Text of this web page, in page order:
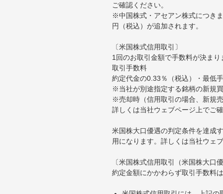
ご確認ください。
※中国株式・アセアン株式につき
円（税込）が追加されます。
〔米国株式信用取引〕
1回のお取引金額で手数料が決まり
取引手数料
約定代金の0.33％（税込）・最低
※当社が別途指定する銘柄の新規
※売却時（信用取引の場合、新規
詳しくは当社ウェブページ上でご
米国株大口優遇の判定条件を達成
用になります。詳しくは当社ウェ
〔米国株式信用取引（米国株大口
約定金額にかかわらず取引手数料